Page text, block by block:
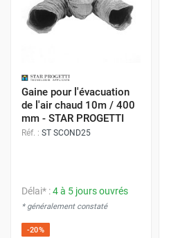
Gaine pour l'évacuation
de l'air chaud 10m / 400
mm - STAR PROGETTI
Réf. : ST SCOND25
Délai* :4 à 5 jours ouvrés
* généralement constaté
-20%